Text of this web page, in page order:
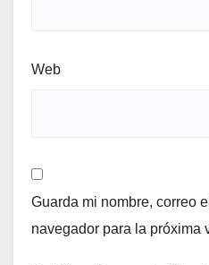
Web
Guarda mi nombre, correo
navegador para la próxima